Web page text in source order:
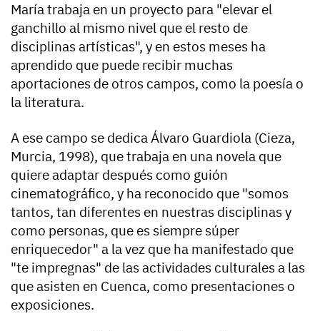
María trabaja en un proyecto para "elevar el
ganchillo al mismo nivel que el resto de
disciplinas artísticas", y en estos meses ha
aprendido que puede recibir muchas
aportaciones de otros campos, como la poesía o
la literatura.
A ese campo se dedica Álvaro Guardiola (Cieza,
Murcia, 1998), que trabaja en una novela que
quiere adaptar después como guión
cinematográfico, y ha reconocido que "somos
tantos, tan diferentes en nuestras disciplinas y
como personas, que es siempre súper
enriquecedor" a la vez que ha manifestado que
"te impregnas" de las actividades culturales a las
que asisten en Cuenca, como presentaciones o
exposiciones.